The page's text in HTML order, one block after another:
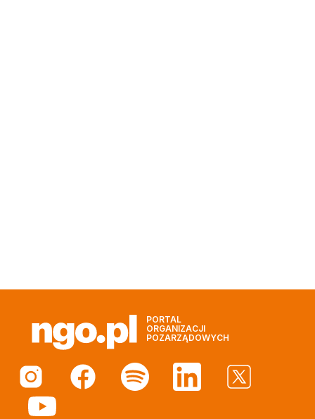
PORTAL
ORGANIZACJI
POZARZĄDOWYCH